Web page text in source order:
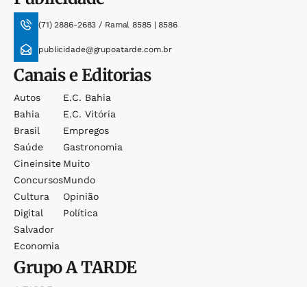
(71) 2886-2683 / Ramal 8585 | 8586
publicidade@grupoatarde.com.br
Canais e Editorias
Autos
Bahia
Brasil
Saúde
Cineinsite
Concursos
Cultura
Digital
Salvador
Economia
E.c. Bahia
E.c. Vitória
Empregos
Gastronomia
Muito
Mundo
Opinião
Política
GrupoA TARDE